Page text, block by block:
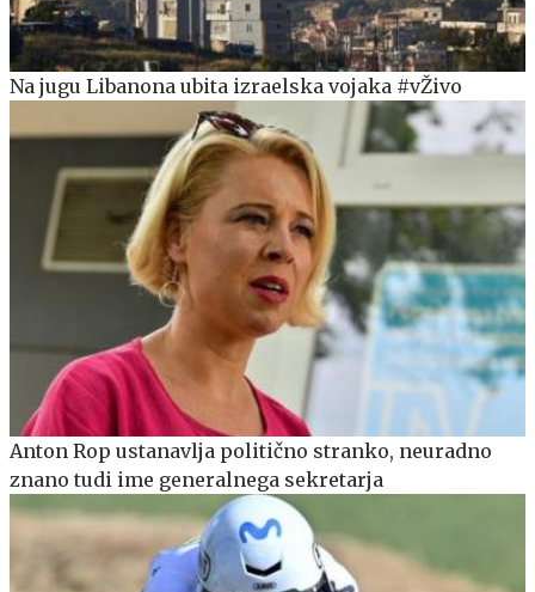
Na jugu Libanona ubita izraelska vojaka #vŽivo
Anton Rop ustanavlja politično stranko, neuradno
znano tudi ime generalnega sekretarja